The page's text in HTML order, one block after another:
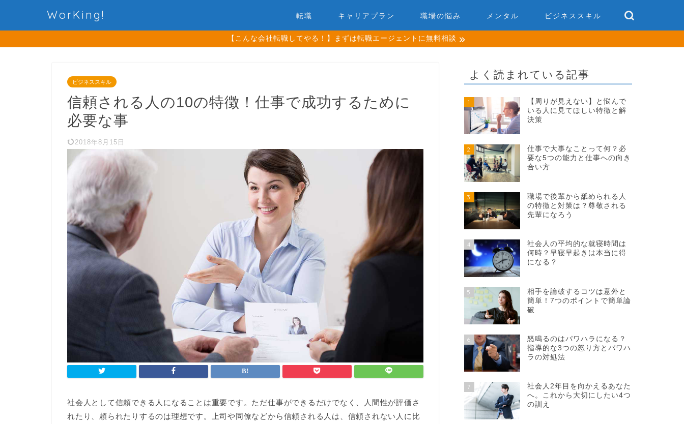
WorKing! 転職 キャリアプラン 職場の悩み メンタル ビジネススキル
【こんな会社転職してやる！】まずは転職エージェントに無料相談
ビジネススキル
信頼される人の10の特徴！仕事で成功するために
必要な事
2018年8月15日
社会人として信頼できる人になることは重要です。ただ仕事ができるだけでなく、人間性が評価さ
れたり、頼られたりするのは理想です。上司や同僚などから信頼される人は、信頼されない人に比
よく読まれている記事
1
【周りが見えない】と悩んで
いる人に見てほしい特徴と解
決策
2
仕事で大事なことって何？必
要な5つの能力と仕事への向き
合い方
3
職場で後輩から舐められる人
の特徴と対策は？尊敬される
先輩になろう
4
社会人の平均的な就寝時間は
何時？早寝早起きは本当に得
になる？
5
相手を論破するコツは意外と
簡単！7つのポイントで簡単論
破
6
怒鳴るのはパワハラになる？
指導的な3つの怒り方とパワハ
ラの対処法
7
社会人2年目を向かえるあなた
へ。これから大切にしたい4つ
の訓え